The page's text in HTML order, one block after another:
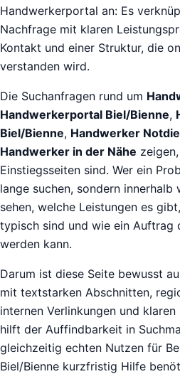
Handwerkerportal an: Es
Nachfrage mit klaren
Kontakt und einer Struktur, die
verstanden wird.
Die Suchanfragen rund um
Handwerkerportal Biel/Bienne,
Biel/Bienne, Handwerker
Handwerker in der Nähe
Einstiegsseiten sind. Wer ein
lange suchen, sondern innerhalb
sehen, welche Leistungen es
typisch sind und wie ein Auftrag
werden kann.
Darum ist diese Seite bewusst
mit textstarken Abschnitten,
internen Verlinkungen und
hilft der Auffindbarkeit in
gleichzeitig echten Nutzen für
Biel/Bienne kurzfristig Hilfe